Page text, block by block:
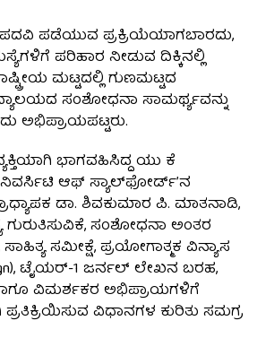
ಪಡೆಯುವ ಪ್ರಕ್ರಿಯೆಯಾಗಬಾರದು,
ಪರಿಹಾರ ನೀಡುವ ದಿಕ್ಕಿನಲ್ಲಿ
ಮಟ್ಟದಲ್ಲಿ ಗುಣಮಟ್ಟದ
ಸಂಶೋಧನಾ ಸಾಮರ್ಥ್ಯವನ್ನು
ಅಭಿಪ್ರಾಯಪಟ್ಟರು.
ಭಾಗವಹಿಸಿದ್ದ ಯು ಕೆ
ಆಫ್ ಸ್ಯಾಲ್‌ಫೋರ್ಡ್’ನ
ಡಾ. ಶಿವಕುಮಾರ ಪಿ. ಮಾತನಾಡಿ,
ಸಂಶೋಧನಾ ಅಂತರ
ಸಾಹಿತ್ಯ ಸಮೀಕ್ಷೆ, ಪ್ರಯೋಗಾತ್ಮಕ ವಿನ್ಯಾಸ
ಟೈಯರ್-1 ಜರ್ನಲ್ ಲೇಖನ ಬರಹ,
ವಿಮರ್ಶಕರ ಅಭಿಪ್ರಾಯಗಳಿಗೆ
ವಿಧಾನಗಳ ಕುರಿತು ಸಮಗ್ರ